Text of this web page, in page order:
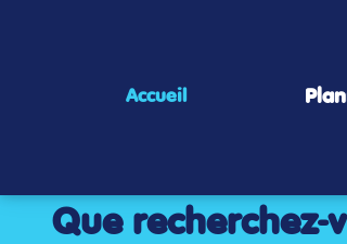
Accueil
Que recherchez-